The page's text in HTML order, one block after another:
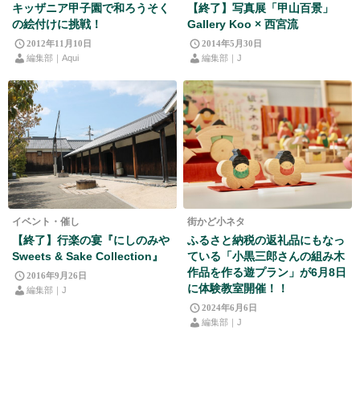
キッザニア甲子園で和ろうそく
の絵付けに挑戦！
2012年11月10日
編集部｜Aqui
【終了】写真展「甲山百景」
Gallery Koo × 西宮流
2014年5月30日
編集部｜J
イベント・催し
【終了】行楽の宴『にしのみや
Sweets & Sake Collection』
2016年9月26日
編集部｜J
街かど小ネタ
ふるさと納税の返礼品にもなっ
ている「小黒三郎さんの組み木
作品を作る遊プラン」が6月8日
に体験教室開催！！
2024年6月6日
編集部｜J